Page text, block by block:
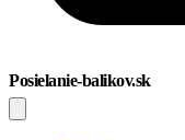
Posielanie-balikov.sk